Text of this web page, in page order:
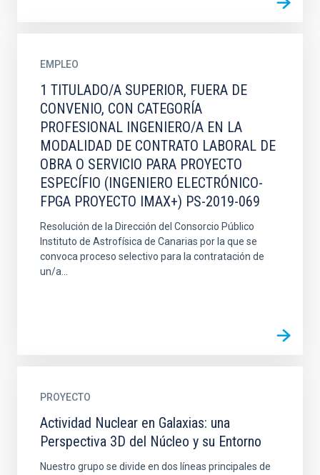
EMPLEO
1 TITULADO/A SUPERIOR, FUERA DE
CONVENIO, CON CATEGORÍA
PROFESIONAL INGENIERO/A EN LA
MODALIDAD DE CONTRATO LABORAL DE
OBRA O SERVICIO PARA PROYECTO
ESPECÍFIO (INGENIERO ELECTRÓNICO-
FPGA PROYECTO IMAX+) PS-2019-069
Resolución de la Dirección del Consorcio Público
Instituto de Astrofísica de Canarias por la que se
convoca proceso selectivo para la contratación de
un/a...
PROYECTO
Actividad Nuclear en Galaxias: una
Perspectiva 3D del Núcleo y su Entorno
Nuestro grupo se divide en dos líneas principales de